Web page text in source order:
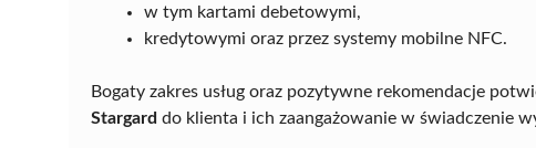
w tym kartami debetowymi,
kredytowymi oraz przez systemy mobilne NFC.
Bogaty zakres usług oraz pozytywne rekomendacje
Stargard do klienta i ich zaangażowanie w świadczenie